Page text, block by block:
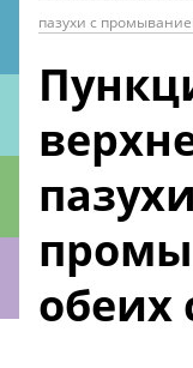
пазухи с
обеих